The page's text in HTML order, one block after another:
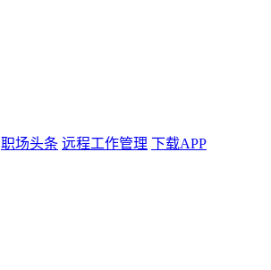
职场头条 远程工作管理 下载APP